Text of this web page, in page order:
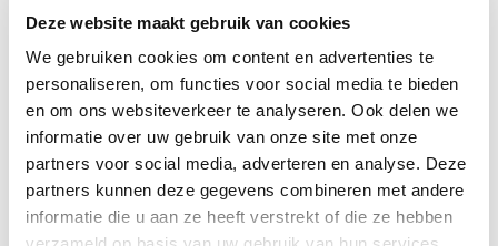
Deze website maakt gebruik van cookies
We gebruiken cookies om content en advertenties te
personaliseren, om functies voor social media te bieden
en om ons websiteverkeer te analyseren. Ook delen we
informatie over uw gebruik van onze site met onze
partners voor social media, adverteren en analyse. Deze
partners kunnen deze gegevens combineren met andere
informatie die u aan ze heeft verstrekt of die ze hebben
€ 6,95 € 6,60
Voeg toe aan winkeltas
Anderen kochten ook